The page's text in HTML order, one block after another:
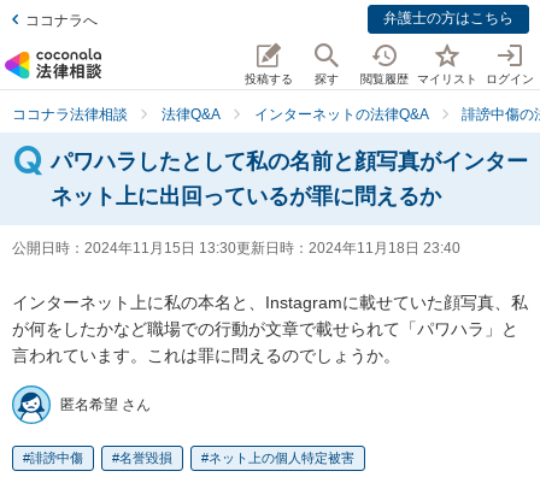
ココナラへ 弁護士の方はこちら
投稿する 探す 閲覧履歴 マイリスト ログイン
ココナラ法律相談 法律Q&A インターネットの法律Q&A 誹謗中傷の
パワハラしたとして私の名前と顔写真がインター
ネット上に出回っているが罪に問えるか
公開日時： 2024年11月15日 13:30更新日時： 2024年11月18日 23:40
インターネット上に私の本名と、Instagramに載せていた顔写真、私
が何をしたかなど職場での行動が文章で載せられて「パワハラ」と
言われています。これは罪に問えるのでしょうか。
匿名希望 さん
誹謗中傷 名誉毀損 ネット上の個人特定被害